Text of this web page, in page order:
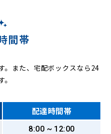
間帯
。また、宅配ボックスなら24
配達時間帯
8:00 ~ 12:00